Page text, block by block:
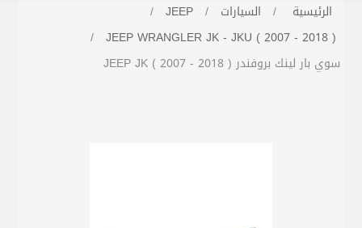
الرئيسية / السيارات /
JEEP
/
JEEP WRANGLER JK - JKU ( 2007 - 2018 )
/
سوي بار لينك بروفندر JEEP JK ( 2007 - 2018 )